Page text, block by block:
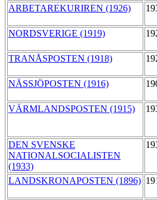
ARBETAREKURIREN (1926)
NORDSVERIGE (1919)
TRANÅSPOSTEN (1918)
NÄSSJÖPOSTEN (1916)
VÄRMLANDSPOSTEN (1915)
DEN SVENSKE
NATIONALSOCIALISTEN
(1933)
LANDSKRONAPOSTEN (1896)